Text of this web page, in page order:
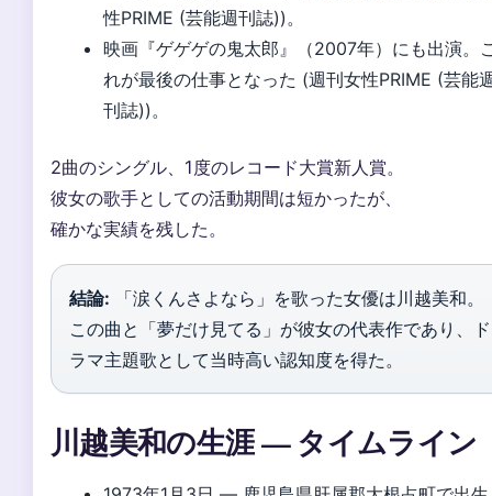
性PRIME (芸能週刊誌))。
映画『ゲゲゲの鬼太郎』（2007年）にも出演。
れが最後の仕事となった (週刊女性PRIME (芸能
刊誌))。
2曲のシングル、1度のレコード大賞新人賞。
彼女の歌手としての活動期間は短かったが、
確かな実績を残した。
結論: 「涙くんさよなら」を歌った女優は川越美和。
この曲と「夢だけ見てる」が彼女の代表作であり、ド
ラマ主題歌として当時高い認知度を得た。
川越美和の生涯 — タイムライン